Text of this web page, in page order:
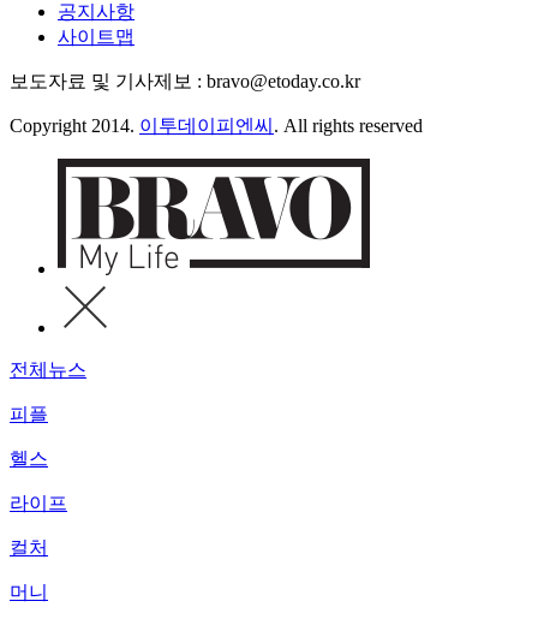
공지사항
사이트맵
보도자료 및 기사제보 : bravo@etoday.co.kr
Copyright 2014. 이투데이피엔씨 . All rights reserved
전체뉴스
피플
헬스
라이프
컬처
머니